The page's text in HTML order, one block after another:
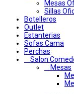
Mesas
Sillas
Botelleros
Outlet
Estanterias
Sofas Cama
Perchas
Salon
Mesas